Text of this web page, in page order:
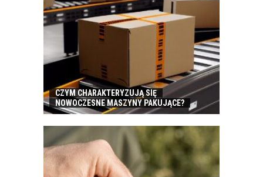
CZYM CHARAKTERYZUJĄ SIĘ
NOWOCZESNE MASZYNY PAKUJĄCE?